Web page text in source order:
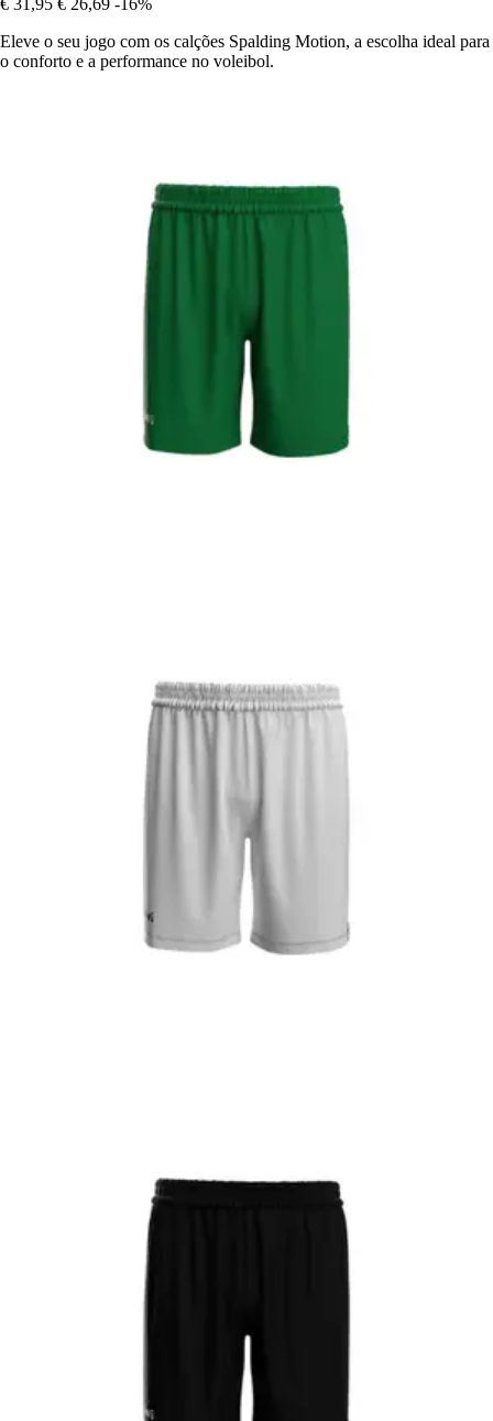
Eleve o seu jogo com os calções Spalding Motion, a escolha ideal para
o conforto e a performance no voleibol.